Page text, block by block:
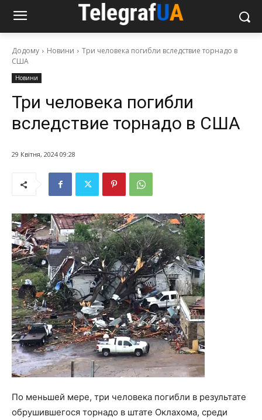
Додому Новини
Три человека погибли вследствие торнадо в
США
Новини
Три человека погибли
вследствие торнадо в США
29 Квітня, 2024 09:28
По меньшей мере, три человека погибли в результате
обрушившегося торнадо в штате Оклахома, среди